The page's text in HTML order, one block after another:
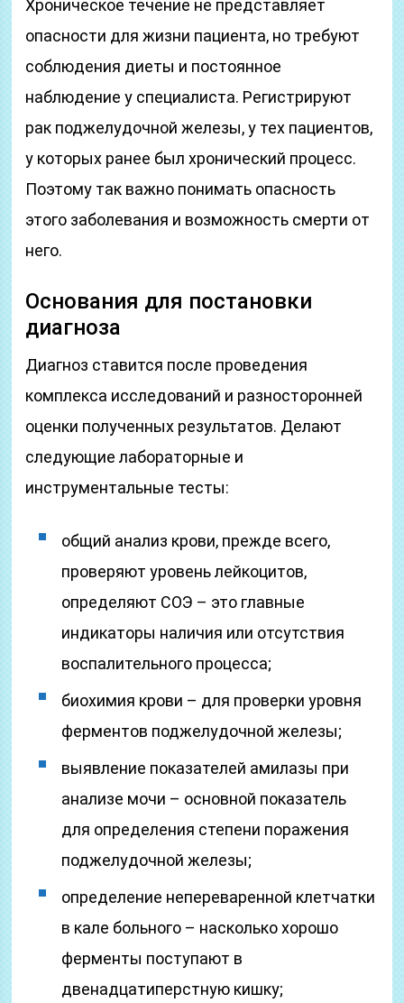
Хроническое течение не представляет
опасности для жизни пациента, но требуют
соблюдения диеты и постоянное
наблюдение у специалиста. Регистрируют
рак поджелудочной железы, у тех пациентов,
у которых ранее был хронический процесс.
Поэтому так важно понимать опасность
этого заболевания и возможность смерти от
него.
Основания для постановки
диагноза
Диагноз ставится после проведения
комплекса исследований и разносторонней
оценки полученных результатов. Делают
следующие лабораторные и
инструментальные тесты:
общий анализ крови, прежде всего,
проверяют уровень лейкоцитов,
определяют СОЭ – это главные
индикаторы наличия или отсутствия
воспалительного процесса;
биохимия крови – для проверки уровня
ферментов поджелудочной железы;
выявление показателей амилазы при
анализе мочи – основной показатель
для определения степени поражения
поджелудочной железы;
определение непереваренной клетчатки
в кале больного – насколько хорошо
ферменты поступают в
двенадцатиперстную кишку;